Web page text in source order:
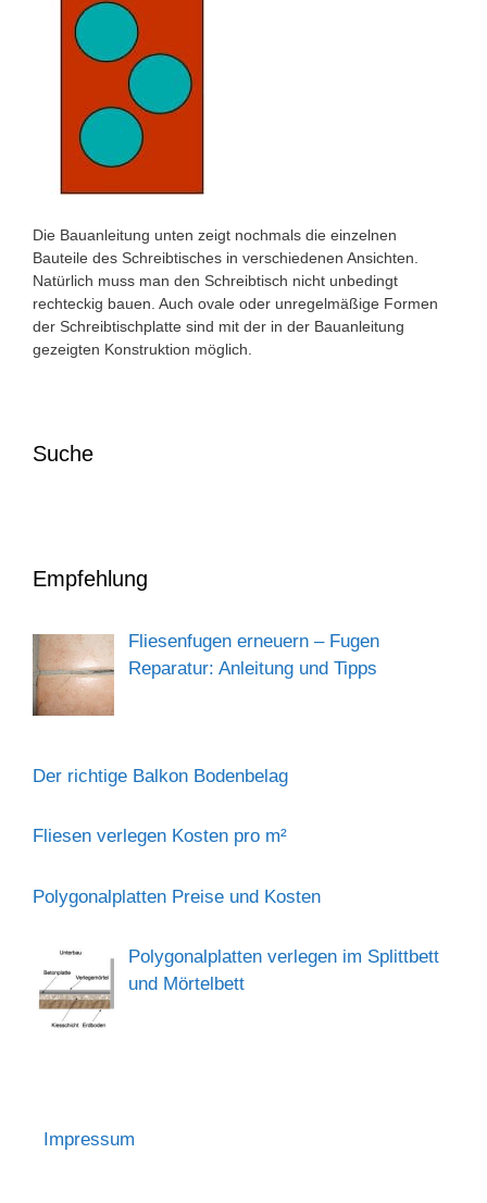
Die Bauanleitung unten zeigt nochmals die einzelnen
Bauteile des Schreibtisches in verschiedenen Ansichten.
Natürlich muss man den Schreibtisch nicht unbedingt
rechteckig bauen. Auch ovale oder unregelmäßige Formen
der Schreibtischplatte sind mit der in der Bauanleitung
gezeigten Konstruktion möglich.
Suche
Empfehlung
Fliesenfugen erneuern – Fugen
Reparatur: Anleitung und Tipps
Der richtige Balkon Bodenbelag
Fliesen verlegen Kosten pro m²
Polygonalplatten Preise und Kosten
Polygonalplatten verlegen im Splittbett
und Mörtelbett
Impressum